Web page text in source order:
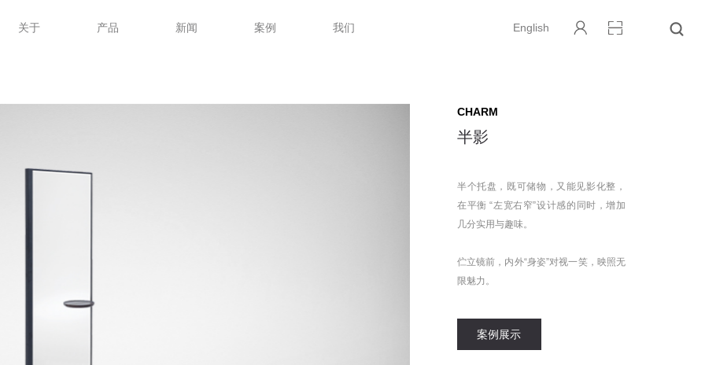
English
关于 产品 新闻 案例 我们
CHARM
半影
半个托盘，既可储物，又能见影化整，
在平衡 “左宽右窄”设计感的同时，增加
几分实用与趣味。
伫立镜前，内外“身姿”对视一笑，映照无
限魅力。
案例展示